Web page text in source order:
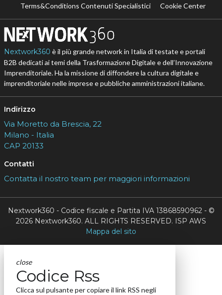
Terms&Conditions Contenuti Specialistici
Cookie Center
Nextwork360 è il più grande network in Italia di testate e portali
B2B dedicati ai temi della Trasformazione Digitale e dell’Innovazione
Imprenditoriale. Ha la missione di diffondere la cultura digitale e
imprenditoriale nelle imprese e pubbliche amministrazioni italiane.
Indirizzo
Via Moretto da Brescia, 22
Milano - Italia
CAP 20133
Contatti
Contatta il nostro team per maggiori informazioni
Nextwork360 - Codice fiscale e Partita IVA 13868590962 - ©
2026 Nextwork360. ALL RIGHTS RESERVED. ISP AWS
Mappa del sito
close
Codice Rss
Clicca sul pulsante per copiare il link RSS negli